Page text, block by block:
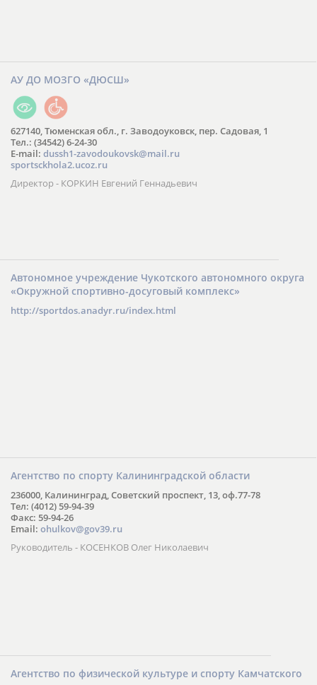
АУ ДО МОЗГО «ДЮСШ»
627140, Тюменская обл., г. Заводоуковск, пер. Садовая, 1
Тел.: (34542) 6-24-30
​E-mail: dussh1-zavodoukovsk@mail.ru
sportsckhola2.ucoz.ru
Директор - КОРКИН Евгений Геннадьевич
Автономное учреждение Чукотского автономного округа
«Окружной спортивно-досуговый комплекс»
http://sportdos.anadyr.ru/index.html
Агентство по спорту Калининградской области
236000, Калининград, Советский проспект, 13, оф.77-78
Тел: (4012) 59-94-39
Факс: 59-94-26
Email: ohulkov@gov39.ru
Руководитель - КОСЕНКОВ Олег Николаевич
Агентство по физической культуре и спорту Камчатского